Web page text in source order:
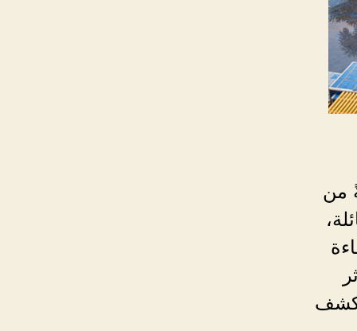
من
كشف